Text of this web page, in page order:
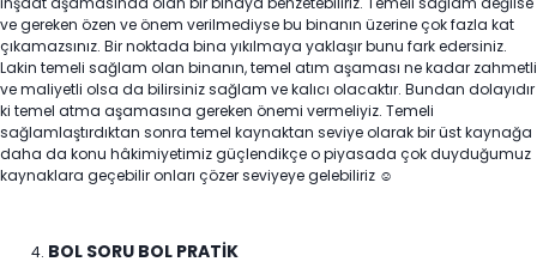
ve gereken özen ve önem verilmediyse bu binanın üzerine çok fazla kat
çıkamazsınız. Bir noktada bina yıkılmaya yaklaşır bunu fark edersiniz.
Lakin temeli sağlam olan binanın, temel atım aşaması ne kadar zahmetli
ve maliyetli olsa da bilirsiniz sağlam ve kalıcı olacaktır. Bundan dolayıdır
ki temel atma aşamasına gereken önemi vermeliyiz. Temeli
sağlamlaştırdıktan sonra temel kaynaktan seviye olarak bir üst kaynağa
daha da konu hâkimiyetimiz güçlendikçe o piyasada çok duyduğumuz
kaynaklara geçebilir onları çözer seviyeye gelebiliriz ☺
BOL SORU BOL PRATİK